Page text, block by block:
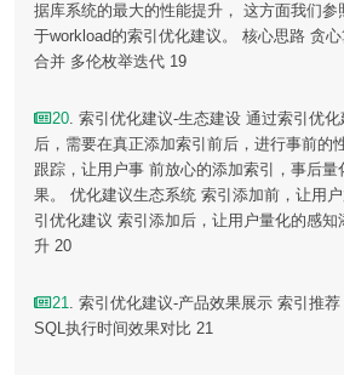
据库系统的最大的性能提升， 这方面我们
于workload的索引优化建议。 核心思路 贪心
合并 多伦枚举迭代 19
20. 索引优化建议-生态建设 通过索引优
后，需要在真正添加索引前后，进行事前的
跟踪，让用户事 前放心的添加索引，事后量
果。 优化建议生态系统 索引添加前，让用
引优化建议 索引添加后，让用户量化的感知
升 20
21. 索引优化建议-产品效果展示 索引推荐
SQL执行时间效果对比 21